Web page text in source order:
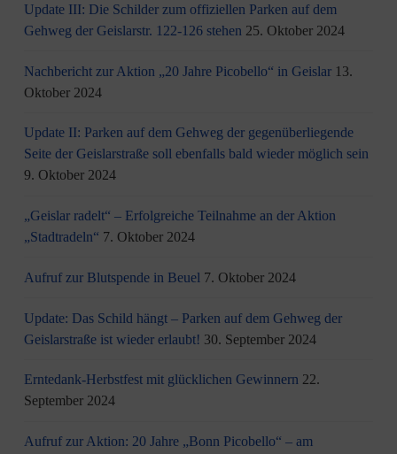
Update III: Die Schilder zum offiziellen Parken auf dem
Gehweg der Geislarstr. 122-126 stehen 25. Oktober 2024
Nachbericht zur Aktion „20 Jahre Picobello“ in Geislar 13.
Oktober 2024
Update II: Parken auf dem Gehweg der gegenüberliegende
Seite der Geislarstraße soll ebenfalls bald wieder möglich sein
9. Oktober 2024
„Geislar radelt“ – Erfolgreiche Teilnahme an der Aktion
„Stadtradeln“ 7. Oktober 2024
Aufruf zur Blutspende in Beuel 7. Oktober 2024
Update: Das Schild hängt – Parken auf dem Gehweg der
Geislarstraße ist wieder erlaubt! 30. September 2024
Erntedank-Herbstfest mit glücklichen Gewinnern 22.
September 2024
Aufruf zur Aktion: 20 Jahre „Bonn Picobello“ – am